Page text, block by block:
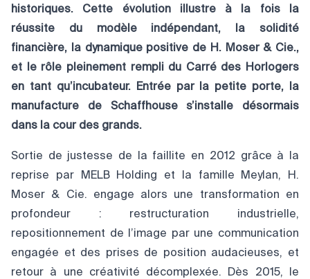
historiques. Cette évolution illustre à la fois la
réussite du modèle indépendant, la solidité
financière, la dynamique positive de H. Moser & Cie.,
et le rôle pleinement rempli du Carré des Horlogers
en tant qu’incubateur. Entrée par la petite porte, la
manufacture de Schaffhouse s’installe désormais
dans la cour des grands.
Sortie de justesse de la faillite en 2012 grâce à la
reprise par MELB Holding et la famille Meylan, H.
Moser & Cie. engage alors une transformation en
profondeur : restructuration industrielle,
repositionnement de l’image par une communication
engagée et des prises de position audacieuses, et
retour à une créativité décomplexée. Dès 2015, le